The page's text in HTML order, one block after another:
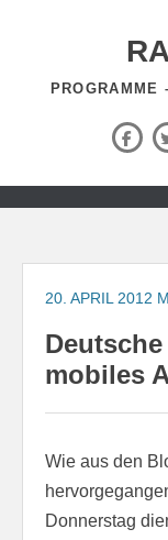
PROGRAMME
Zum
springen
20. APRIL 2012
mobiles
Wie aus den
Donnerstag